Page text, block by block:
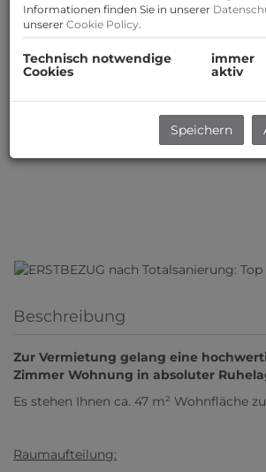
Beschreibung
Zur Vermietung gelang eine
Zimmer Wohnung in absoluter
Es stehen Ihnen ca. 47 m² Wohnfläche
Raumaufteilung:
Informationen finden Sie in unserer
unserer Cookie Policy.
Technisch notwendige
Cookies
immer
aktiv
Speichern